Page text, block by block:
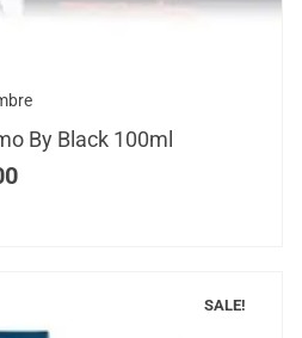
By Black 100ml
SALE!